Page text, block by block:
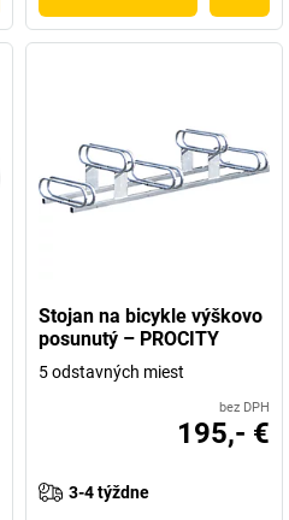
Stojan na bicykle výškovo
posunutý – PROCITY
5 odstavných miest
bez DPH
195,- €
3-4 týždne